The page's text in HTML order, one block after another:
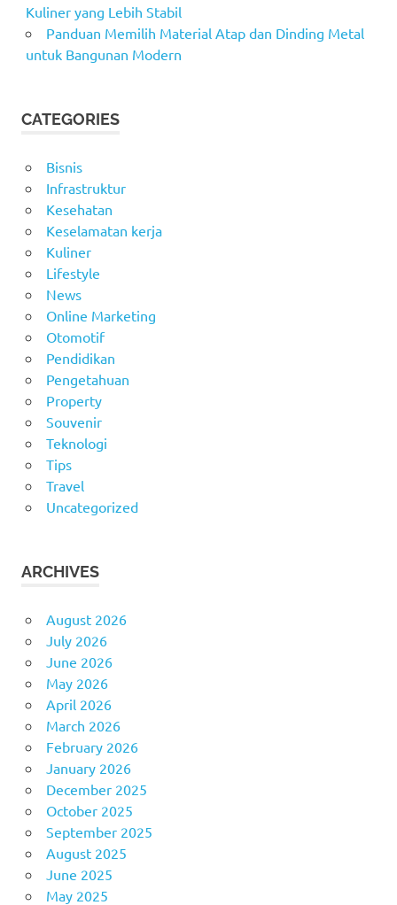
Kuliner yang Lebih Stabil
Panduan Memilih Material Atap dan Dinding Metal
untuk Bangunan Modern
CATEGORIES
Bisnis
Infrastruktur
Kesehatan
Keselamatan kerja
Kuliner
Lifestyle
News
Online Marketing
Otomotif
Pendidikan
Pengetahuan
Property
Souvenir
Teknologi
Tips
Travel
Uncategorized
ARCHIVES
August 2026
July 2026
June 2026
May 2026
April 2026
March 2026
February 2026
January 2026
December 2025
October 2025
September 2025
August 2025
June 2025
May 2025